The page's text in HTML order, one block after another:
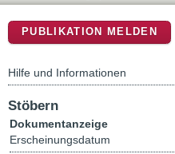
PUBLIKATION MELDEN
Hilfe und Informationen
Stöbern
Dokumentanzeige
Erscheinungsdatum